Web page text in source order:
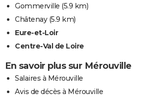
Gommerville (5.9 km)
Châtenay(5.9 km)
Eure-et-Loir
Centre-Val de Loire
En savoir plus sur Mérouville
Salaires à Mérouville
Avis de décès à Mérouville